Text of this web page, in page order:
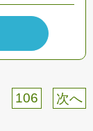
106 次へ